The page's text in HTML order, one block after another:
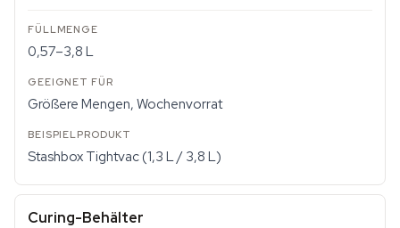
0,57–3,8 L
Größere Mengen, Wochenvorrat
Stashbox Tightvac (1,3 L / 3,8 L)
Curing-Behälter